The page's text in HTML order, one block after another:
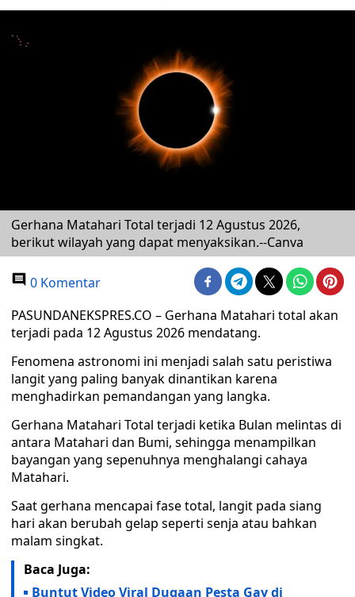
Gerhana Matahari Total terjadi 12 Agustus 2026,
berikut wilayah yang dapat menyaksikan.--Canva
0 Komentar
PASUNDANEKSPRES.CO – Gerhana Matahari total akan
terjadi pada 12 Agustus 2026 mendatang.
Fenomena astronomi ini menjadi salah satu peristiwa
langit yang paling banyak dinantikan karena
menghadirkan pemandangan yang langka.
Gerhana Matahari Total terjadi ketika Bulan melintas di
antara Matahari dan Bumi, sehingga menampilkan
bayangan yang sepenuhnya menghalangi cahaya
Matahari.
Saat gerhana mencapai fase total, langit pada siang
hari akan berubah gelap seperti senja atau bahkan
malam singkat.
Baca Juga:
Buntut Video Viral Dugaan Pesta Gay di